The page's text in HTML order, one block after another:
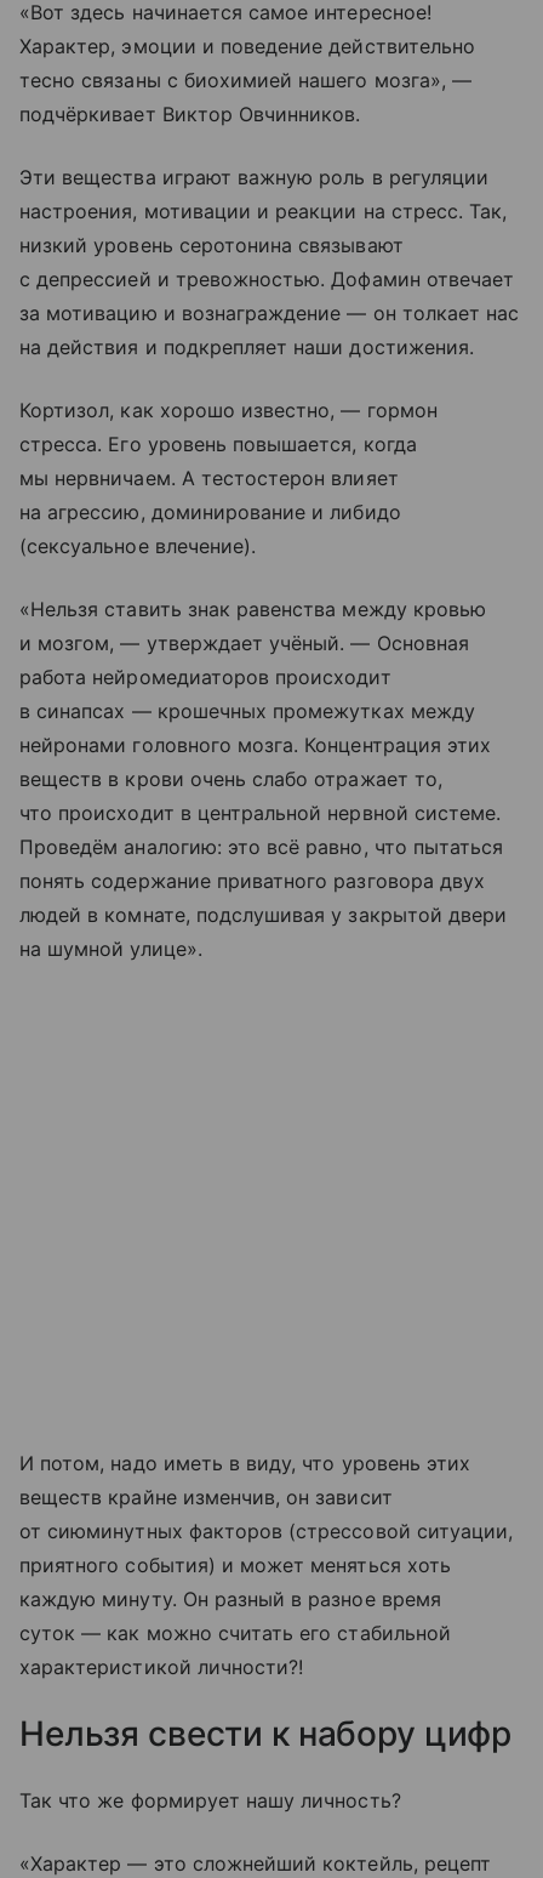
«Вот здесь начинается самое интересное!
Характер, эмоции и поведение действительно
тесно связаны с биохимией нашего мозга», —
подчёркивает Виктор Овчинников.
Эти вещества играют важную роль в регуляции
настроения, мотивации и реакции на стресс. Так,
низкий уровень серотонина связывают
с депрессией и тревожностью. Дофамин отвечает
за мотивацию и вознаграждение — он толкает нас
на действия и подкрепляет наши достижения.
Кортизол, как хорошо известно, — гормон
стресса. Его уровень повышается, когда
мы нервничаем. А тестостерон влияет
на агрессию, доминирование и либидо
(сексуальное влечение).
«Нельзя ставить знак равенства между кровью
и мозгом, — утверждает учёный. — Основная
работа нейромедиаторов происходит
в синапсах — крошечных промежутках между
нейронами головного мозга. Концентрация этих
веществ в крови очень слабо отражает то,
что происходит в центральной нервной системе.
Проведём аналогию: это всё равно, что пытаться
понять содержание приватного разговора двух
людей в комнате, подслушивая у закрытой двери
на шумной улице».
И потом, надо иметь в виду, что уровень этих
веществ крайне изменчив, он зависит
от сиюминутных факторов (стрессовой ситуации,
приятного события) и может меняться хоть
каждую минуту. Он разный в разное время
суток — как можно считать его стабильной
характеристикой личности?!
Нельзя свести к набору цифр
Так что же формирует нашу личность?
«Характер — это сложнейший коктейль, рецепт